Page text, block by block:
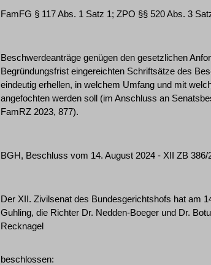
FamFG § 117 Abs. 1 Satz 1; ZPO §§ 520 Abs. 3
Beschwerdeanträge genügen den gesetzlichen
Begründungsfrist eingereichten Schriftsätze des
eindeutig erhellen, in welchem Umfang und mit
angefochten werden soll (im Anschluss an
FamRZ 2023, 877).
BGH, Beschluss vom 14. August 2024 - XII ZB
Der XII. Zivilsenat des Bundesgerichtshofs hat am
Guhling, die Richter Dr. Nedden-Boeger und Dr.
Recknagel
beschlossen: